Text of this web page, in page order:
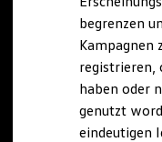
Hybridautos
Marke und Erlebnis
Volkswagen
R-
R
Driving
Volkswagen
begrenzen
Kampagnen
registrieren,
haben oder
genutzt
eindeutigen